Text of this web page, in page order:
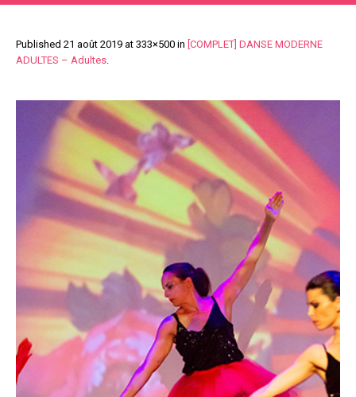
Published 21 août 2019 at 333×500 in [COMPLET] DANSE MODERNE
ADULTES – Adultes.